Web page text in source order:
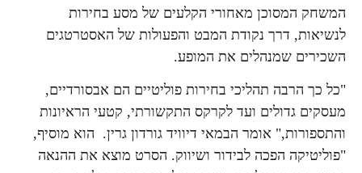
המשחק המסוכן מאחורי הקלעים של מסע בחירות
לנשיאות, דרך נקודת המבט והפעולות של האסטרטגים
השכירים שמנהלים את המופע.
"כל כך הרבה תהליכי בחירות פוליטיים הם אבסורדיים,
מעסקים גדולים ועד לקרקס התקשורתי, קטעי הראיונות
והתספורות," אומר הבמאי דיוויד גורדון גרין. הוא מוסיף,
"פוליטיקה הפכה לבידור ושיווק. הסרט מוצא את ההנאה